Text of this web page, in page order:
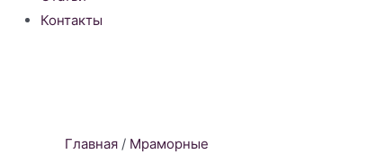
Контакты
Главная / Мраморные